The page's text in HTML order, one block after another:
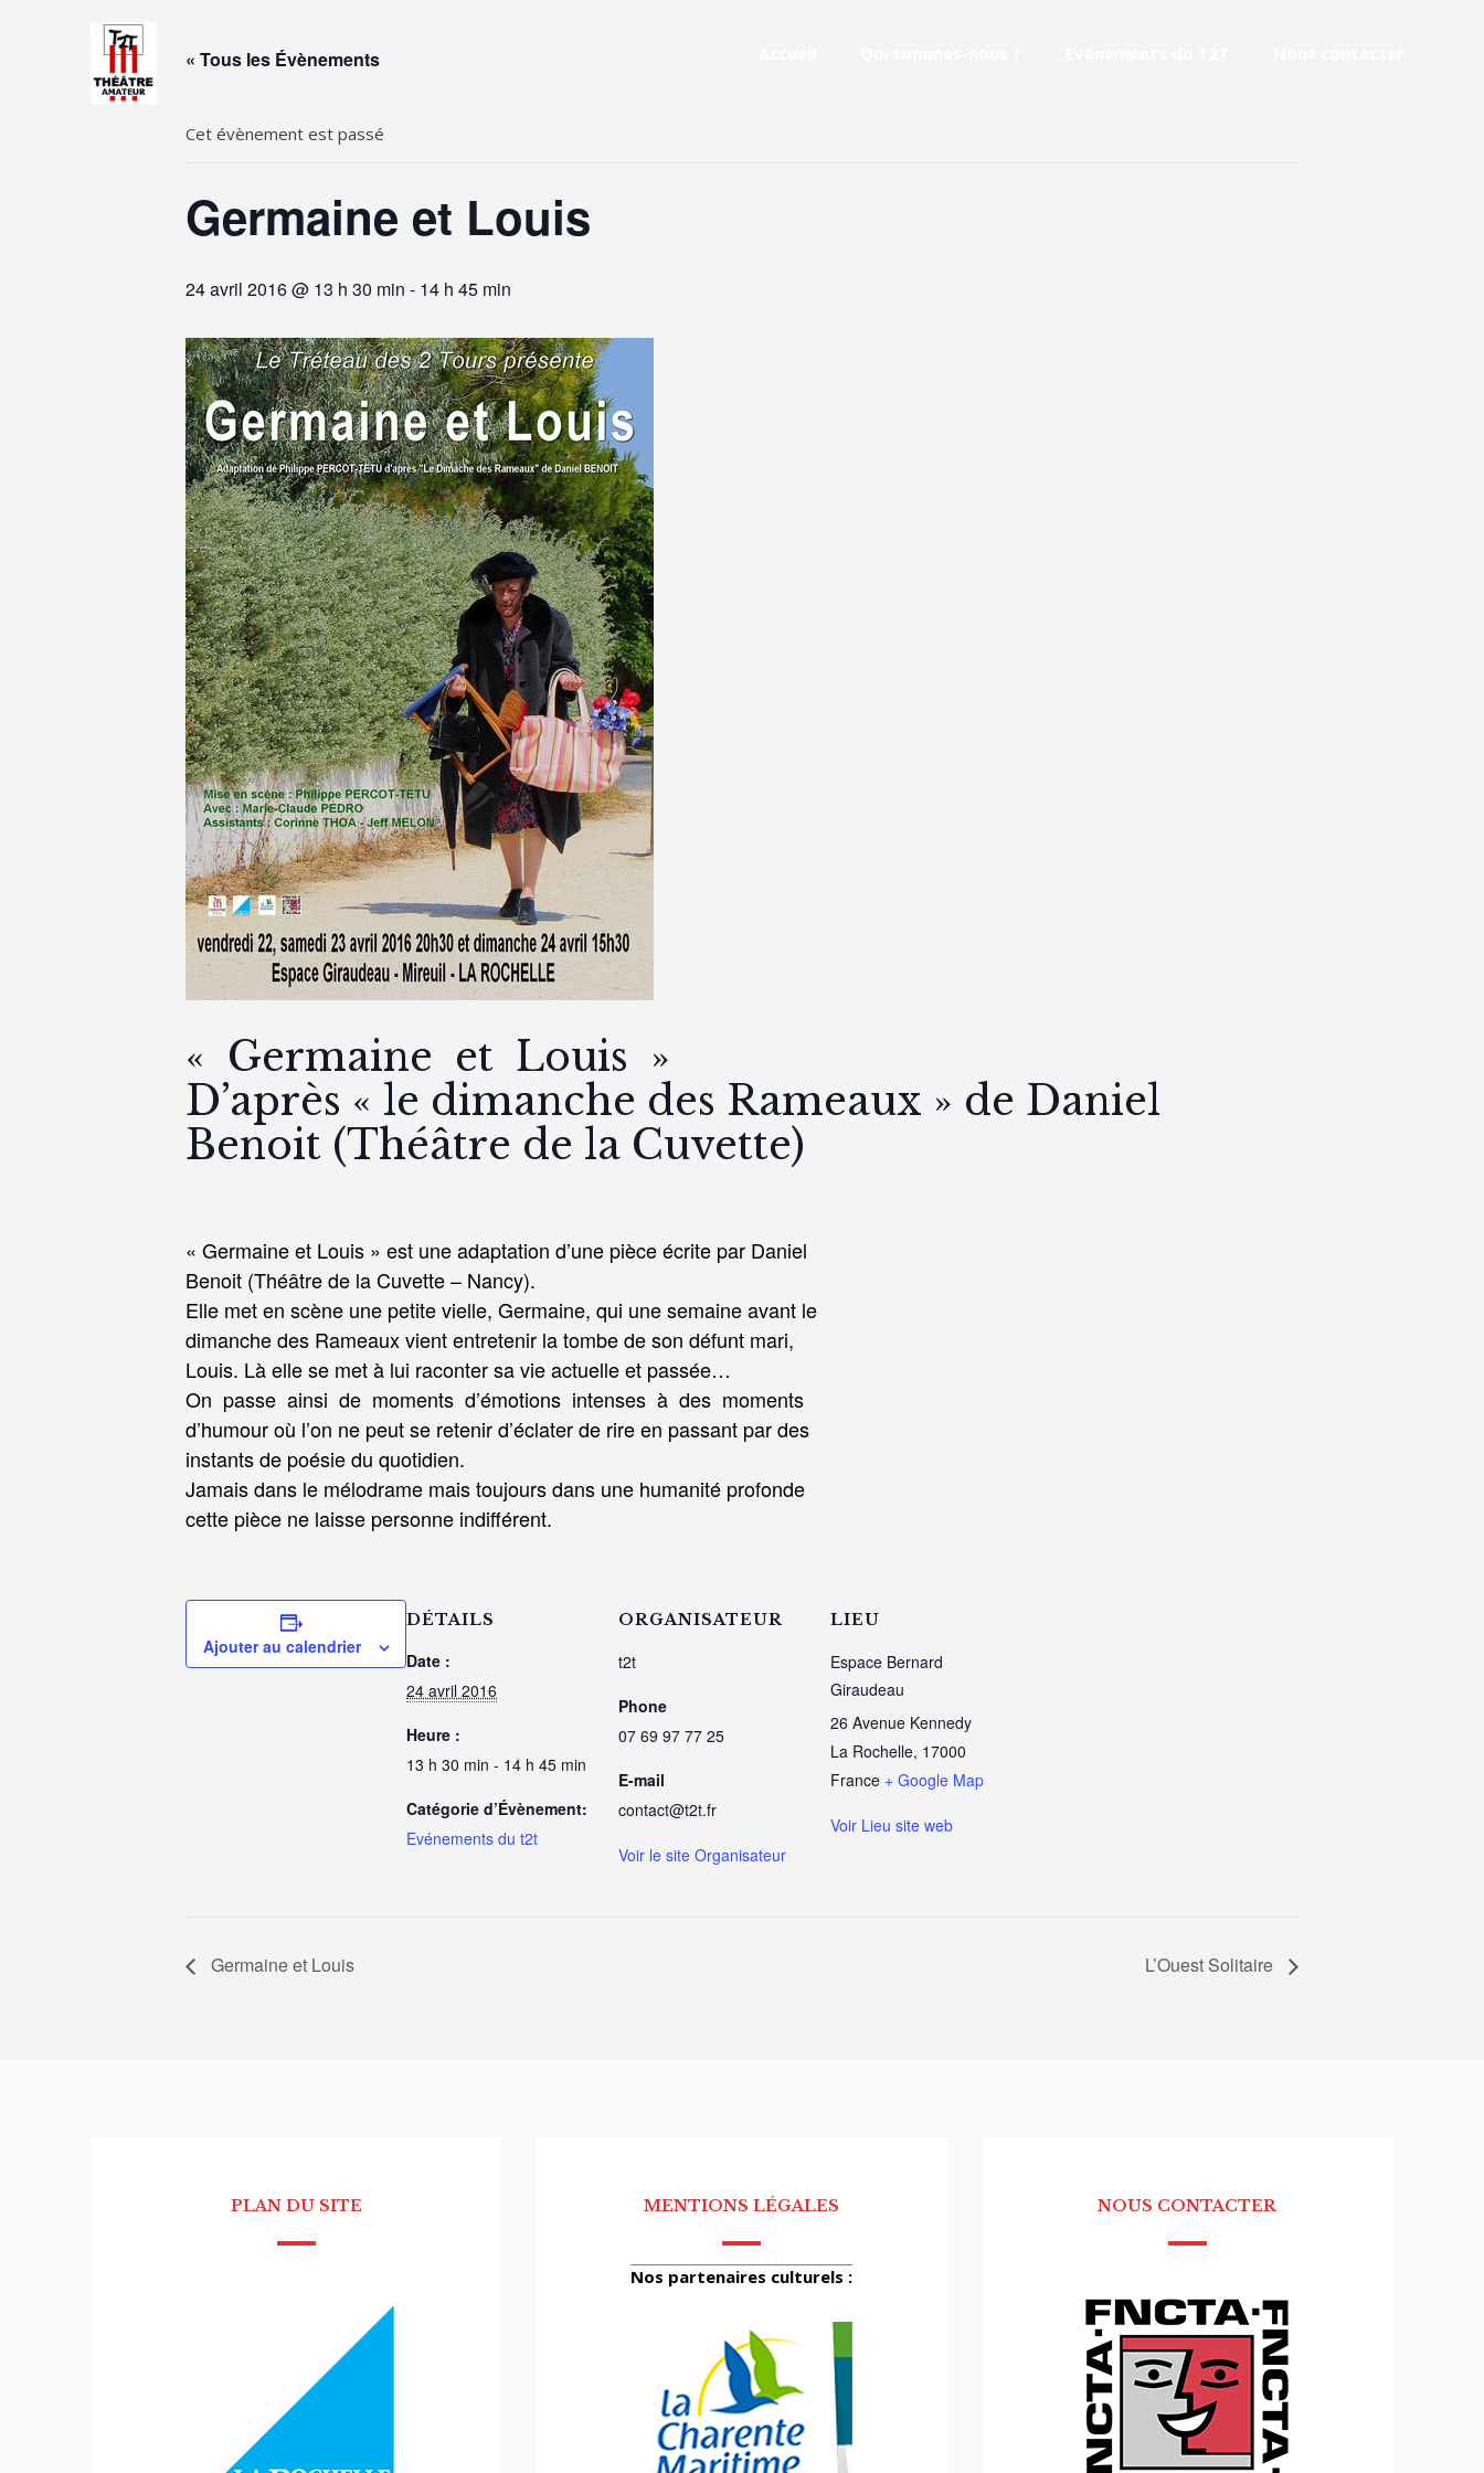
« Tous les Évènements
Cet évènement est passé
Germaine et Louis
24 avril 2016 @ 13 h 30 min - 14 h 45 min
« Germaine et Louis »
D’après « le dimanche des Rameaux » de Daniel
Benoit (Théâtre de la Cuvette)
« Germaine et Louis » est une adaptation d’une pièce écrite par Daniel
Benoit (Théâtre de la Cuvette – Nancy).
Elle met en scène une petite vielle, Germaine, qui une semaine avant le
dimanche des Rameaux vient entretenir la tombe de son défunt mari,
Louis. Là elle se met à lui raconter sa vie actuelle et passée…
On passe ainsi de moments d’émotions intenses à des moments
d’humour où l’on ne peut se retenir d’éclater de rire en passant par des
instants de poésie du quotidien.
Jamais dans le mélodrame mais toujours dans une humanité profonde
cette pièce ne laisse personne indifférent.
Ajouter au calendrier
DÉTAILS
Date :
24 avril 2016
Heure :
13 h 30 min - 14 h 45 min
Catégorie d’Évènement:
Evénements du t2t
ORGANISATEUR
t2t
Phone
07 69 97 77 25
E-mail
contact@t2t.fr
Voir le site Organisateur
LIEU
Espace Bernard
Giraudeau
26 Avenue Kennedy
La Rochelle, 17000
France + Google Map
Voir Lieu site web
Germaine et Louis L’Ouest Solitaire
PLAN DU SITE MENTIONS LÉGALES
Nos partenaires culturels :
NOUS CONTACTER